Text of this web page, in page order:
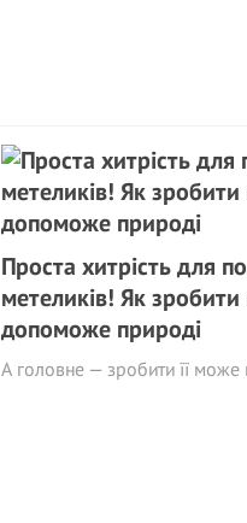
Проста хитрість для
метеликів! Як зробити
допоможе природі
А головне — зробити її